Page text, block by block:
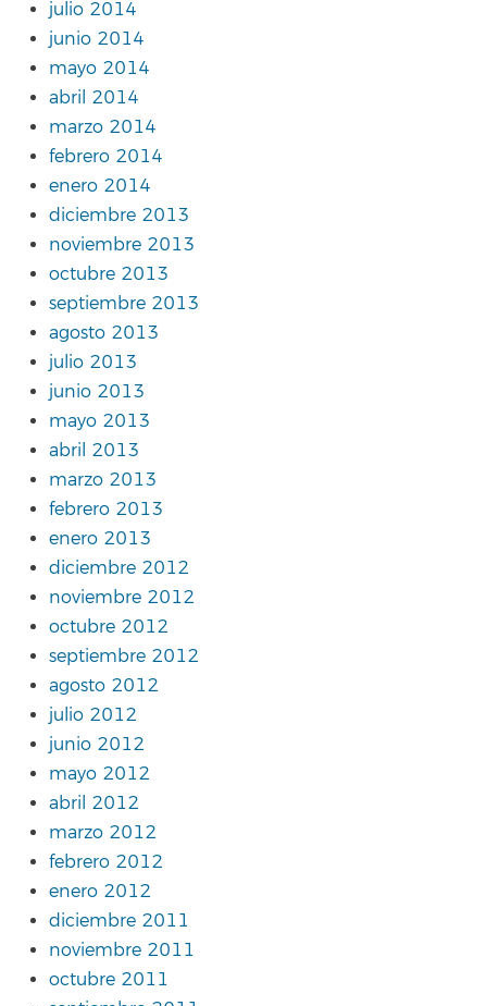
julio 2014
junio 2014
mayo 2014
abril 2014
marzo 2014
febrero 2014
enero 2014
diciembre 2013
noviembre 2013
octubre 2013
septiembre 2013
agosto 2013
julio 2013
junio 2013
mayo 2013
abril 2013
marzo 2013
febrero 2013
enero 2013
diciembre 2012
noviembre 2012
octubre 2012
septiembre 2012
agosto 2012
julio 2012
junio 2012
mayo 2012
abril 2012
marzo 2012
febrero 2012
enero 2012
diciembre 2011
noviembre 2011
octubre 2011